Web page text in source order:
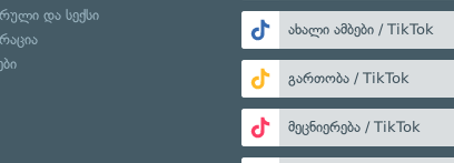
და სექსი
ახალი ამბები / TikTok
გართობა / TikTok
მეცნიერება / TikTok